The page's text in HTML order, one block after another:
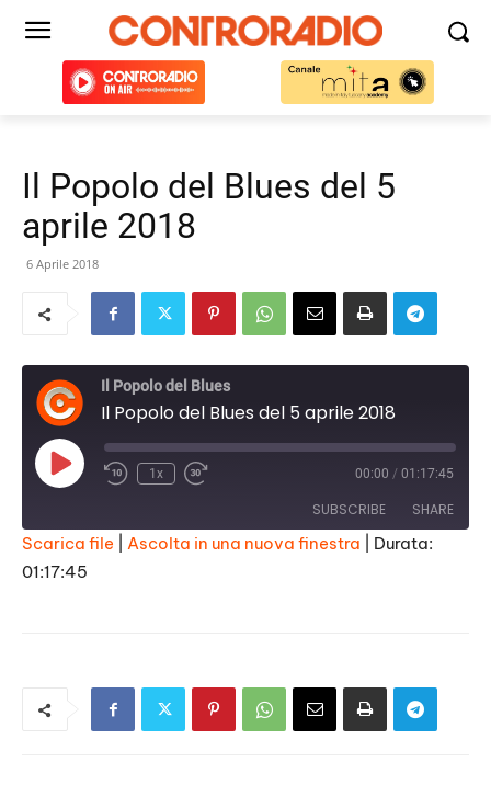
Il Popolo del Blues del 5
aprile 2018
6 Aprile 2018
Il Popolo del Blues
Il Popolo del Blues del 5 aprile 2018
Play
Episode
1x 00:00 / 01:17:45
SUBSCRIBE SHARE
SHARE
Scarica file Ascolta in una nuova finestra
Durata:
01:17:45